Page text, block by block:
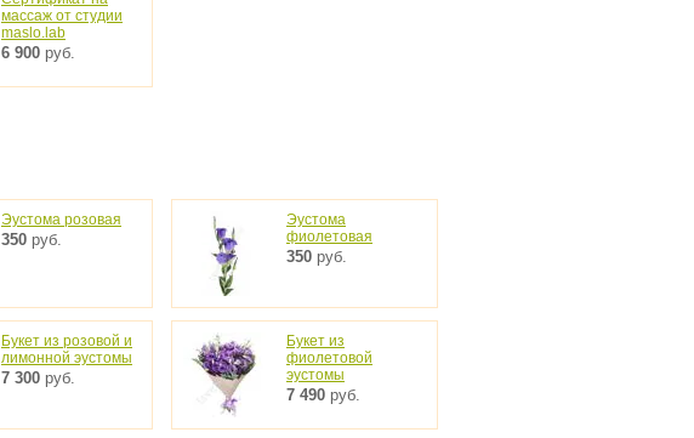
массаж от студии
maslo.lab
6 900 руб.
Эустома розовая
350 руб.
Эустома
фиолетовая
350 руб.
Букет из розовой и
лимонной эустомы
7 300 руб.
Букет из
фиолетовой
эустомы
7 490 руб.